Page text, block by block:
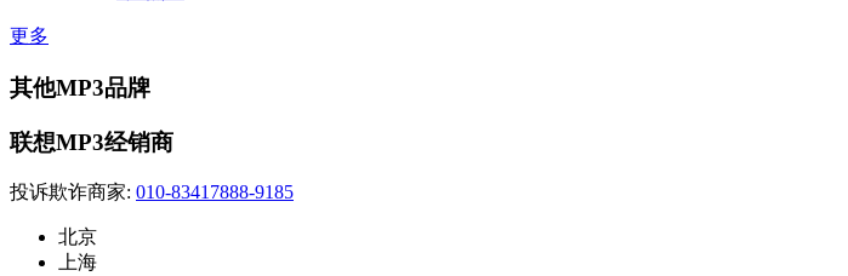
更多
其他MP3品牌
联想MP3经销商
投诉欺诈商家: 010-83417888-9185
北京
上海